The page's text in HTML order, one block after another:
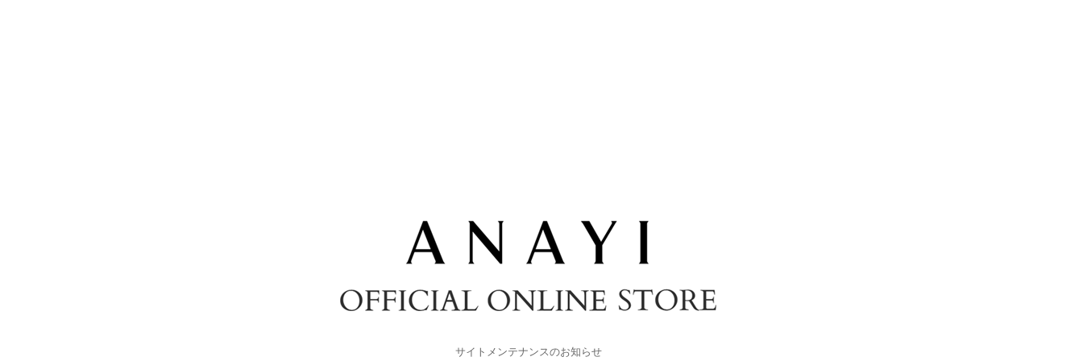
サイトメンテナンスのお知らせ